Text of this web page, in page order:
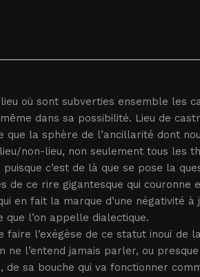
où sont subverties ensemble les
dans sa possibilité. Lieu de
que la sphère de l’ancillarité dont
non-lieu, non seulement tous les
c’est de là que se pose la
de ce rire gigantesque qui couronne
en fait la marque d’une négativité à
l’on appelle dialectique.
faire l’exégèse de ce statut inouï de la
ne l’entend jamais parler, ou presque
sa bouche qui va fonctionner